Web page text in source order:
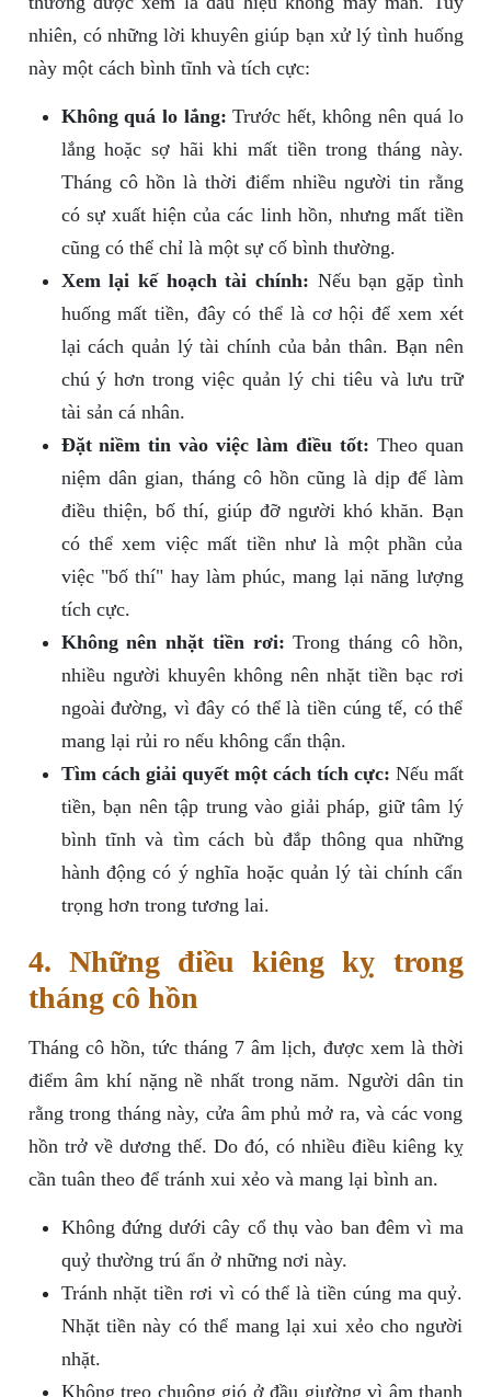
nhiên, có những lời khuyên giúp bạn xử lý tình huống
này một cách bình tĩnh và tích cực:
Không quá lo lắng: Trước hết, không nên quá lo
lắng hoặc sợ hãi khi mất tiền trong tháng này.
Tháng cô hồn là thời điểm nhiều người tin rằng
có sự xuất hiện của các linh hồn, nhưng mất tiền
cũng có thể chỉ là một sự cố bình thường.
Xem lại kế hoạch tài chính: Nếu bạn gặp tình
huống mất tiền, đây có thể là cơ hội để xem xét
lại cách quản lý tài chính của bản thân. Bạn nên
chú ý hơn trong việc quản lý chi tiêu và lưu trữ
tài sản cá nhân.
Đặt niềm tin vào việc làm điều tốt: Theo quan
niệm dân gian, tháng cô hồn cũng là dịp để làm
điều thiện, bố thí, giúp đỡ người khó khăn. Bạn
có thể xem việc mất tiền như là một phần của
việc "bố thí" hay làm phúc, mang lại năng lượng
tích cực.
Không nên nhặt tiền rơi: Trong tháng cô hồn,
nhiều người khuyên không nên nhặt tiền bạc rơi
ngoài đường, vì đây có thể là tiền cúng tế, có thể
mang lại rủi ro nếu không cẩn thận.
Tìm cách giải quyết một cách tích cực: Nếu mất
tiền, bạn nên tập trung vào giải pháp, giữ tâm lý
bình tĩnh và tìm cách bù đắp thông qua những
hành động có ý nghĩa hoặc quản lý tài chính cẩn
trọng hơn trong tương lai.
4. Những điều kiêng kỵ trong
tháng cô hồn
Tháng cô hồn, tức tháng 7 âm lịch, được xem là thời
điểm âm khí nặng nề nhất trong năm. Người dân tin
rằng trong tháng này, cửa âm phủ mở ra, và các vong
hồn trở về dương thế. Do đó, có nhiều điều kiêng kỵ
cần tuân theo để tránh xui xẻo và mang lại bình an.
Không đứng dưới cây cổ thụ vào ban đêm vì ma
quỷ thường trú ẩn ở những nơi này.
Tránh nhặt tiền rơi vì có thể là tiền cúng ma quỷ.
Nhặt tiền này có thể mang lại xui xẻo cho người
nhặt.
Không treo chuông gió ở đầu giường vì âm thanh